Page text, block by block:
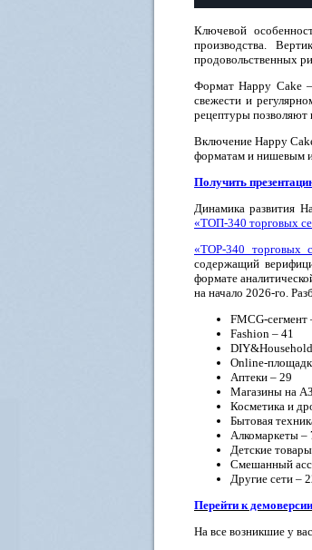
Ключевой
производства.
продовольственных
Формат Happy Cake –
свежести и
рецептуры позволяют
Включение Happy
форматам и нишевым
Получить
Динамика развития
«ТОП-340 торговых
«ТОР-340 торговых
содержащий
формате
на начало 2026-го.
FMCG-сегмент
Fashion – 41
Online-
Аптеки – 29
Магазины на
Косметика и
Бытовая
Алкомаркеты –
Детские
Смешанный
Другие сети –
Перейти к
На все возникшие у